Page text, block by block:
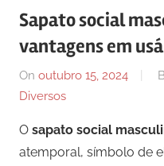
Sapato social
vantagens em
On outubro 15, 2024
Diversos
O sapato social
atemporal, símbolo de